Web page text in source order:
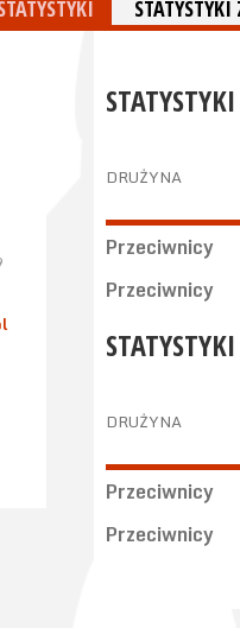
DRUŻYNA
Przeciwnicy
Przeciwnicy
DRUŻYNA
Przeciwnicy
Przeciwnicy